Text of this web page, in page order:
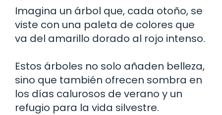
Imagina un árbol que, cada otoño, se
viste con una paleta de colores que
va del amarillo dorado al rojo intenso.
Estos árboles no solo añaden belleza,
sino que también ofrecen sombra en
los días calurosos de verano y un
refugio para la vida silvestre.